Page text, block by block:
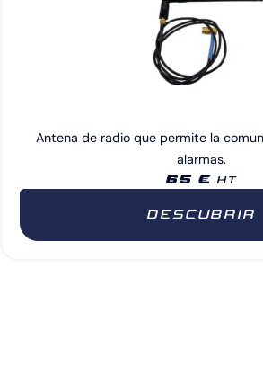
Antena de radio que permite la
alarmas.
65 €HT
DESCUBRIR